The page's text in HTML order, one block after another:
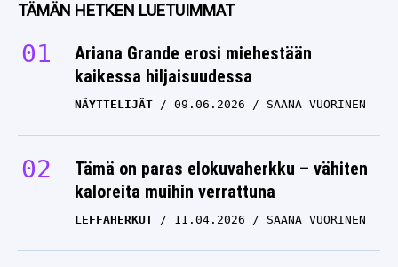
TÄMÄN HETKEN LUETUIMMAT
Ariana Grande erosi miehestään
kaikessa hiljaisuudessa
NÄYTTELIJÄT 09.06.2026 SAANA VUORINEN
Tämä on paras elokuvaherkku – vähiten
kaloreita muihin verrattuna
LEFFAHERKUT 11.04.2026 SAANA VUORINEN